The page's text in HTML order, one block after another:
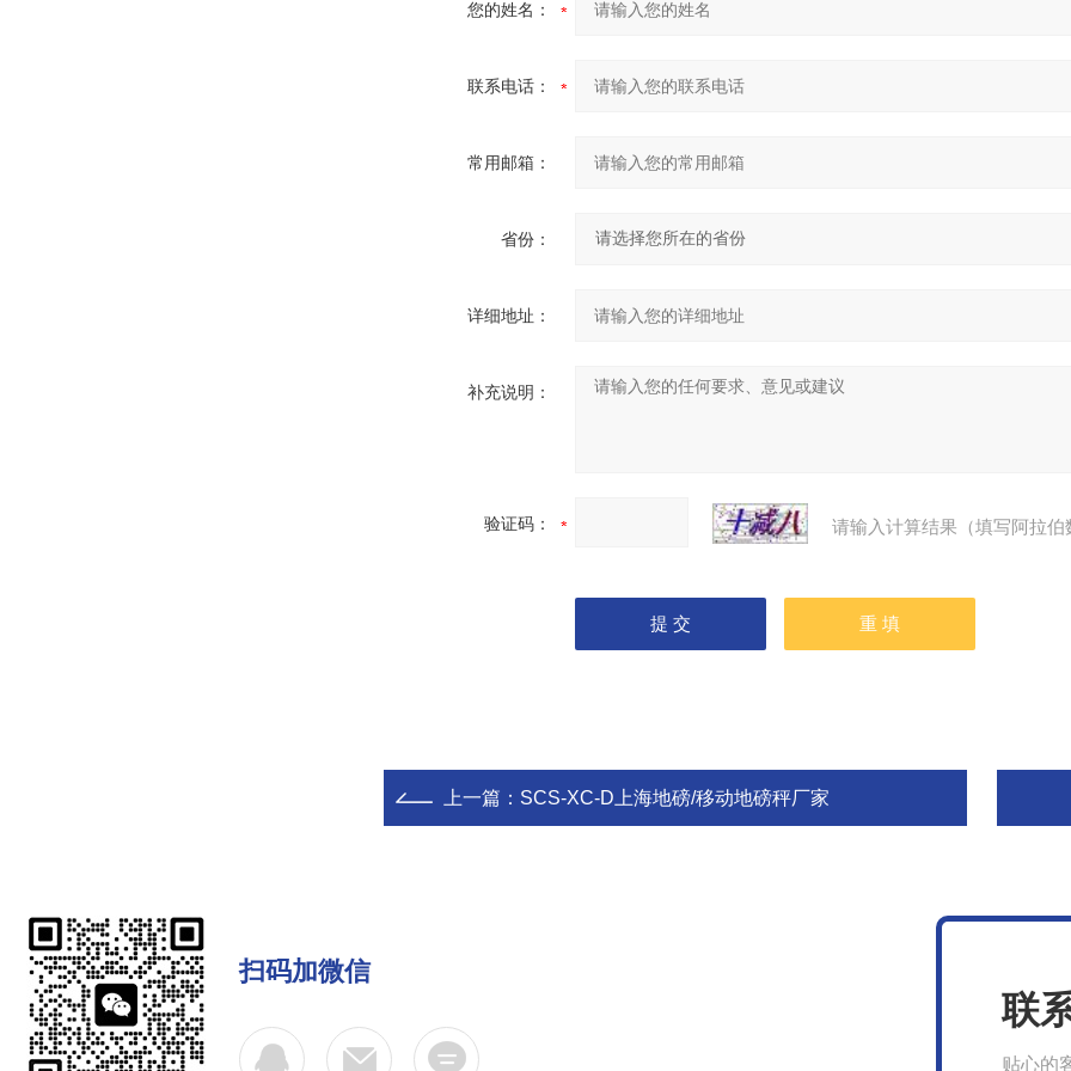
您的姓名：
联系电话：
常用邮箱：
省份：
详细地址：
补充说明：
验证码： 请输入计算结果（填写阿拉
上一篇： SCS-XC-D上海地磅/移动地磅秤厂家
扫码加微信
联
贴心的